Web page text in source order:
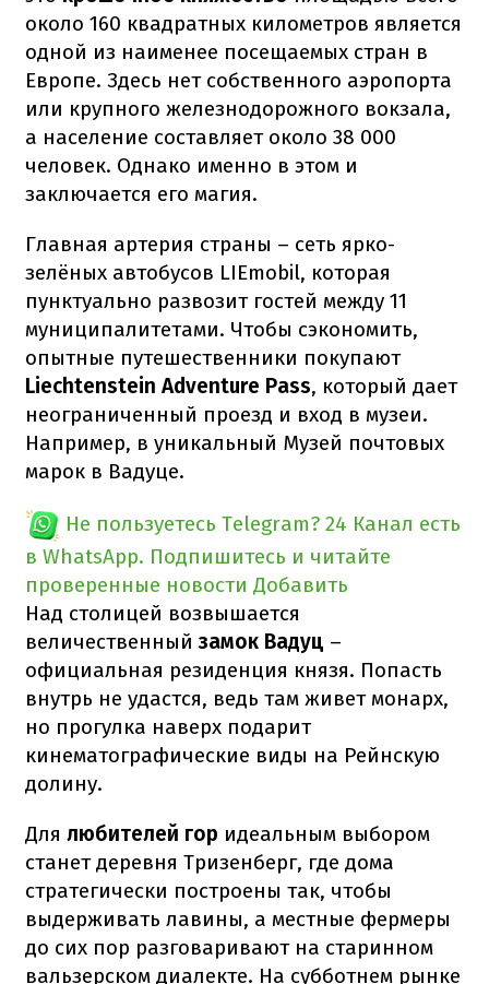
около 160 квадратных километров является
одной из наименее посещаемых стран в
Европе. Здесь нет собственного аэропорта
или крупного железнодорожного вокзала,
а население составляет около 38 000
человек. Однако именно в этом и
заключается его магия.
Главная артерия страны – сеть ярко-
зелёных автобусов LIEmobil, которая
пунктуально развозит гостей между 11
муниципалитетами. Чтобы сэкономить,
опытные путешественники покупают
Liechtenstein Adventure Pass, который дает
неограниченный проезд и вход в музеи.
Например, в уникальный Музей почтовых
марок в Вадуце.
Не пользуетесь Telegram? 24 Канал есть
в WhatsApp. Подпишитесь и читайте
проверенные новости Добавить
Над столицей возвышается
величественный замок Вадуц –
официальная резиденция князя. Попасть
внутрь не удастся, ведь там живет монарх,
но прогулка наверх подарит
кинематографические виды на Рейнскую
долину.
Для любителей гор идеальным выбором
станет деревня Тризенберг, где дома
стратегически построены так, чтобы
выдерживать лавины, а местные фермеры
до сих пор разговаривают на старинном
вальзерском диалекте. На субботнем рынке